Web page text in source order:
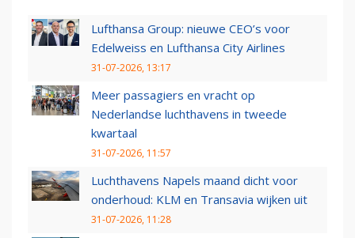
Lufthansa Group: nieuwe CEO’s voor
Edelweiss en Lufthansa City Airlines
31-07-2026, 13:17
Meer passagiers en vracht op
Nederlandse luchthavens in tweede
kwartaal
31-07-2026, 11:57
Luchthavens Napels maand dicht voor
onderhoud: KLM en Transavia wijken uit
31-07-2026, 11:28